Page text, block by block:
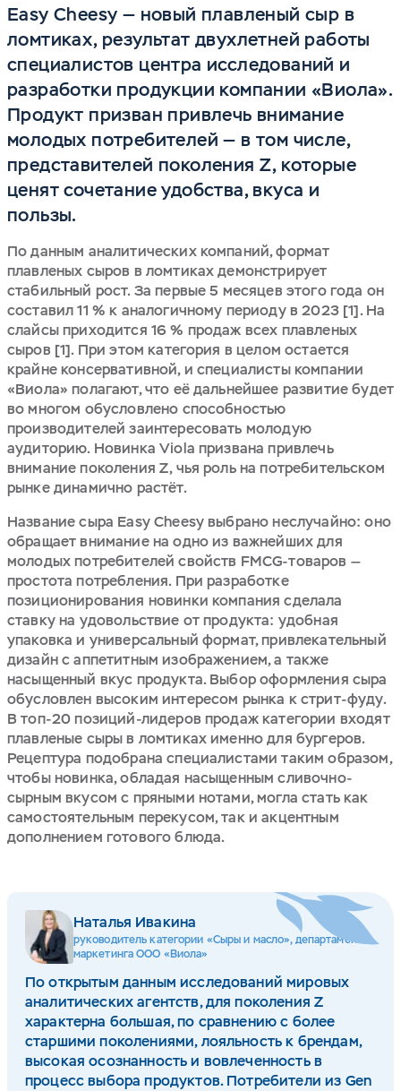
Easy Cheesy — новый плавленый сыр в
ломтиках, результат двухлетней работы
специалистов центра исследований и
разработки продукции компании «Виола».
Продукт призван привлечь внимание
молодых потребителей — в том числе,
представителей поколения Z, которые
ценят сочетание удобства, вкуса и
пользы.
По данным аналитических компаний, формат
плавленых сыров в ломтиках демонстрирует
стабильный рост. За первые 5 месяцев этого года он
составил 11 % к аналогичному периоду в 2023 [1]. На
слайсы приходится 16 % продаж всех плавленых
сыров [1]. При этом категория в целом остается
крайне консервативной, и специалисты компании
«Виола» полагают, что её дальнейшее развитие будет
во многом обусловлено способностью
производителей заинтересовать молодую
аудиторию. Новинка Viola призвана привлечь
внимание поколения Z, чья роль на потребительском
рынке динамично растёт.
Название сыра Easy Cheesy выбрано неслучайно: оно
обращает внимание на одно из важнейших для
молодых потребителей свойств FMCG-товаров —
простота потребления. При разработке
позиционирования новинки компания сделала
ставку на удовольствие от продукта: удобная
упаковка и универсальный формат, привлекательный
дизайн с аппетитным изображением, а также
насыщенный вкус продукта. Выбор оформления сыра
обусловлен высоким интересом рынка к стрит-фуду.
В топ-20 позиций-лидеров продаж категории входят
плавленые сыры в ломтиках именно для бургеров.
Рецептура подобрана специалистами таким образом,
чтобы новинка, обладая насыщенным сливочно-
сырным вкусом с пряными нотами, могла стать как
самостоятельным перекусом, так и акцентным
дополнением готового блюда.
Наталья Ивакина
руководитель категории «Сыры и масло», департамент
маркетинга ООО «Виола»
По открытым данным исследований мировых
аналитических агентств, для поколения Z
характерна большая, по сравнению с более
старшими поколениями, лояльность к брендам,
высокая осознанность и вовлеченность в
процесс выбора продуктов. Потребители из Gen